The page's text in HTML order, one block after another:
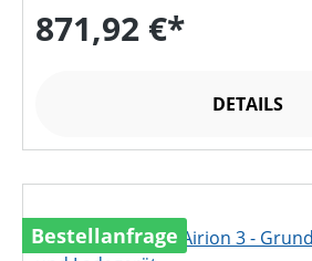
871,92 €*
DETAILS
Bestellanfrage